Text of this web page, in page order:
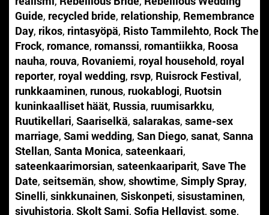
Guide, recycled bride, relationship, Remembrance
Day, rikos, rintasyöpä, Risto Tammilehto, Rock The
Frock, romance, romanssi, romantiikka, Roosa
nauha, rouva, Rovaniemi, royal household, royal
reporter, royal wedding, rsvp, Ruisrock Festival,
runkkaaminen, runous, ruokablogi, Ruotsin
kuninkaalliset häät, Russia, ruumisarkku,
Ruutikellari, Saariselkä, salarakas, same-sex
marriage, Sami wedding, San Diego, sanat, Sanna
Stellan, Santa Monica, sateenkaari,
sateenkaarimorsian, sateenkaariparit, Save The
Date, seitsemän, show, showtime, Simply Spray,
Sinelli, sinkkunainen, Siskonpeti, sisustaminen,
sivuhistoria, Skolt Sami, Sofia Hellqvist, some,